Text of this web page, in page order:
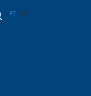
PT EN